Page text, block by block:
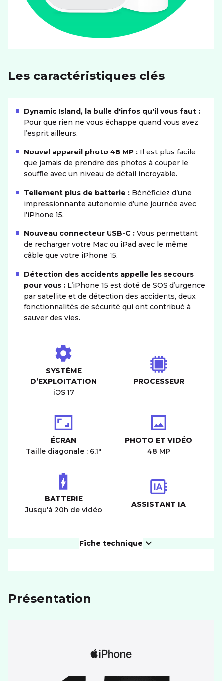
Les caractéristiques clés
Dynamic Island, la bulle d'infos qu'il vous faut :
Pour que rien ne vous échappe quand vous avez
l’esprit ailleurs.
Nouvel appareil photo 48 MP : Il est plus facile
que jamais de prendre des photos à couper le
souffle avec un niveau de détail incroyable.
Tellement plus de batterie : Bénéficiez d’une
impressionnante autonomie d’une journée avec
l’iPhone 15.
Nouveau connecteur USB-C : Vous permettant
de recharger votre Mac ou iPad avec le même
câble que votre iPhone 15.
Détection des accidents appelle les secours
pour vous : L’iPhone 15 est doté de SOS d’urgence
par satellite et de détection des accidents, deux
fonctionnalités de sécurité qui ont contribué à
sauver des vies.
SYSTÈME
D’EXPLOITATION
iOS 17
PROCESSEUR
ÉCRAN
Taille diagonale : 6,1"
PHOTO ET VIDÉO
48 MP
BATTERIE
Jusqu'à 20h de vidéo
ASSISTANT IA
Présentation
Fiche technique
Dimensions (LxIxH)